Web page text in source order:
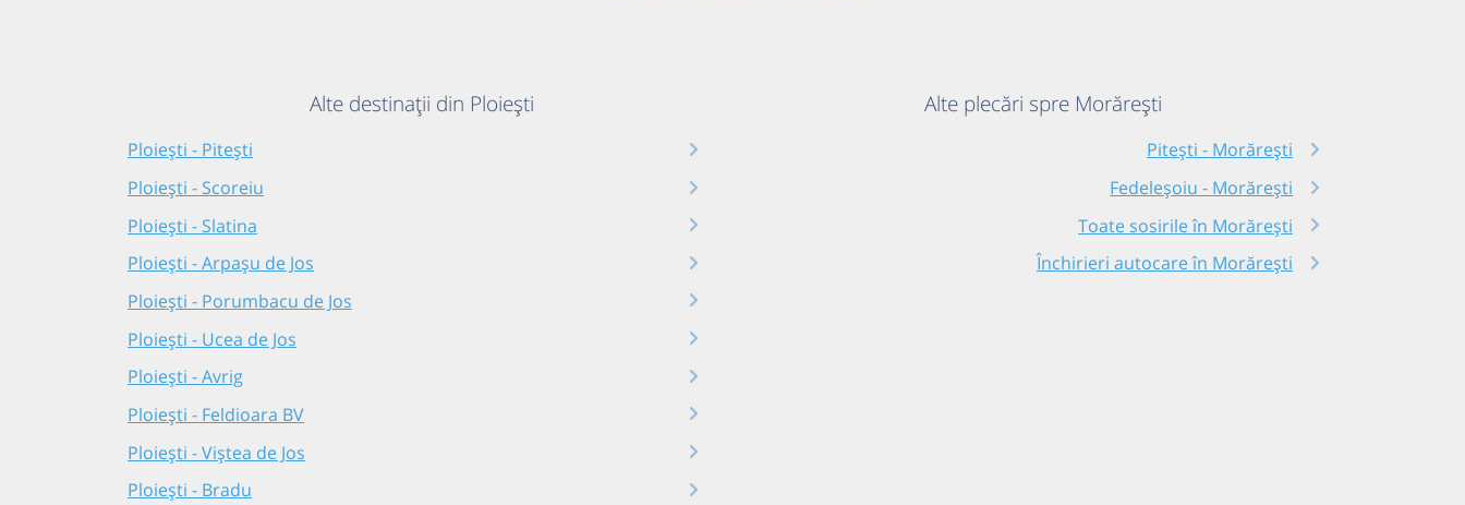
Alte destinații din Ploiești
Ploiești - Pitești
Ploiești - Scoreiu
Ploiești - Slatina
Ploiești - Arpașu de Jos
Ploiești - Porumbacu de Jos
Ploiești - Ucea de Jos
Ploiești - Avrig
Ploiești - Feldioara BV
Ploiești - Viștea de Jos
Ploiești - Bradu
Alte plecări spre Morărești
Pitești - Morărești
Fedeleșoiu - Morărești
Toate sosirile în Morărești
Închirieri autocare în Morărești